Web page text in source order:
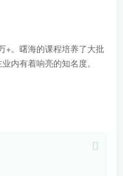
+。曙海的课程培养了大批
内有着响亮的知名度。